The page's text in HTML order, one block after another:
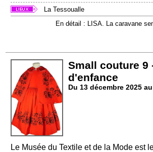
La Tessoualle
En détail : LISA. La caravane
Small couture 9
d'enfance
Du 13 décembre 2025
Le Musée du Textile et de la Mode est